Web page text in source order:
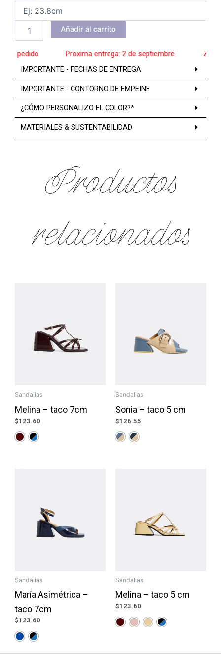
Añadir al carrito
a pedido______ Proxima entrega: 2 de septiembre______
IMPORTANTE - FECHAS DE ENTREGA
IMPORTANTE - CONTORNO DE EMPEINE
¿CÓMO PERSONALIZO EL COLOR?*
MATERIALES & SUSTENTABILIDAD
Productos
relacionados
Sandalias
Melina – taco 7cm
$123.60
Sandalias
Sonia – taco 5 cm
$126.55
Sandalias
María Asimétrica –
taco 7cm
$123.60
Sandalias
Melina – taco 5 cm
$123.60